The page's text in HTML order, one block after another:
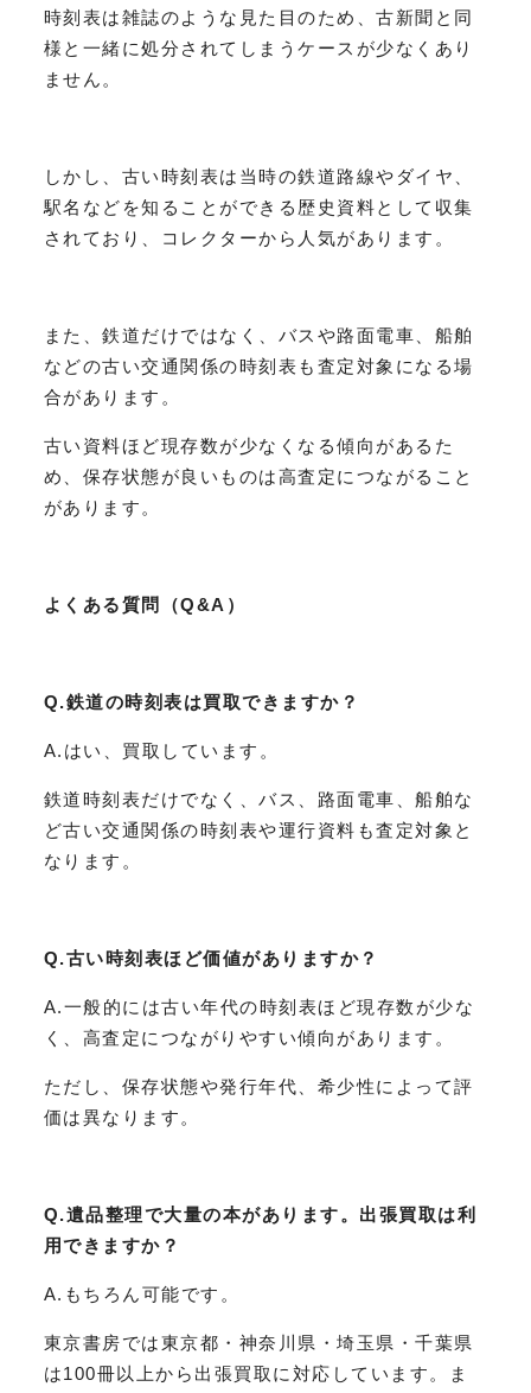
時刻表は雑誌のような見た目のため、古新聞と同
様と一緒に処分されてしまうケースが少なくあり
ません。
しかし、古い時刻表は当時の鉄道路線やダイヤ、
駅名などを知ることができる歴史資料として収集
されており、コレクターから人気があります。
また、鉄道だけではなく、バスや路面電車、船舶
などの古い交通関係の時刻表も査定対象になる場
合があります。
古い資料ほど現存数が少なくなる傾向があるた
め、保存状態が良いものは高査定につながること
があります。
よくある質問（Q&A）
Q.鉄道の時刻表は買取できますか？
A.はい、買取しています。
鉄道時刻表だけでなく、バス、路面電車、船舶な
ど古い交通関係の時刻表や運行資料も査定対象と
なります。
Q.古い時刻表ほど価値がありますか？
A.一般的には古い年代の時刻表ほど現存数が少な
く、高査定につながりやすい傾向があります。
ただし、保存状態や発行年代、希少性によって評
価は異なります。
Q.遺品整理で大量の本があります。出張買取は利
用できますか？
A.もちろん可能です。
東京書房では東京都・神奈川県・埼玉県・千葉県
は100冊以上から出張買取に対応しています。ま